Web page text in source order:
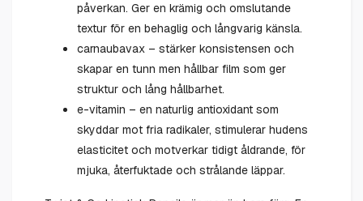
påverkan. Ger en krämig och omslutande
textur för en behaglig och långvarig känsla.
carnaubavax – stärker konsistensen och
skapar en tunn men hållbar film som ger
struktur och lång hållbarhet.
e-vitamin – en naturlig antioxidant som
skyddar mot fria radikaler, stimulerar hudens
elasticitet och motverkar tidigt åldrande, för
mjuka, återfuktade och strålande läppar.